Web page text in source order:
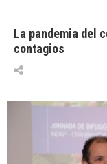
La pandemia del
contagios